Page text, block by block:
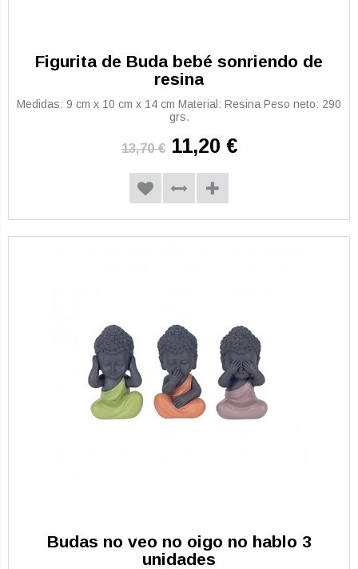
Figurita de Buda bebé sonriendo de
resina
Medidas: 9 cm x 10 cm x 14 cm Material: Resina Peso neto: 290
grs.
13,70 € 11,20 €
Budas no veo no oigo no hablo 3
unidades